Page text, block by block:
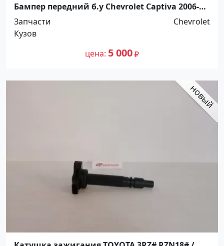
Бампер передний б.у Chevrolet Captiva 2006-10
г. Краснодар
Запчасти
Chevrolet
Кузов
цена 5 000